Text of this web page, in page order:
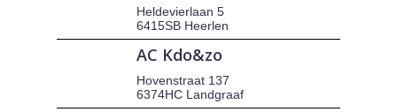
Heldevierlaan 5
6415SB Heerlen
AC Kdo&zo
Hovenstraat 137
6374HC Landgraaf